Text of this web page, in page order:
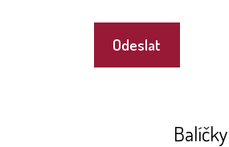
Odeslat
Balíčky